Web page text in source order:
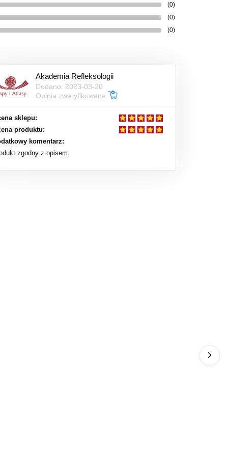
(0)
(0)
(0)
Akademia Refleksologii
Dodano: 2023-03-20
Opinia zweryfikowana
sklepu:
produktu:
komentarz:
zgodny z opisem.